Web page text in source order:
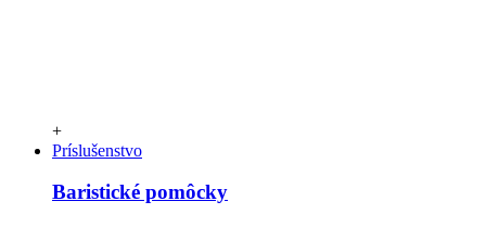
+
Príslušenstvo
Baristické pomôcky